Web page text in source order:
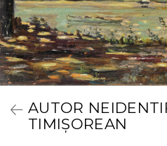
AUTOR
TIMIȘOREAN